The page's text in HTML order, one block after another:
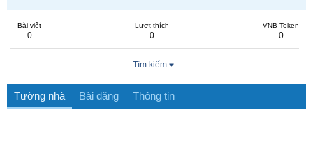
Bài viết
0
Lượt thích
0
VNB Token
0
Tìm kiếm
Tường nhà Bài đăng Thông tin